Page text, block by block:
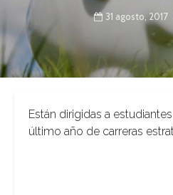
31 agosto, 2017
Están dirigidas a
último año de carreras